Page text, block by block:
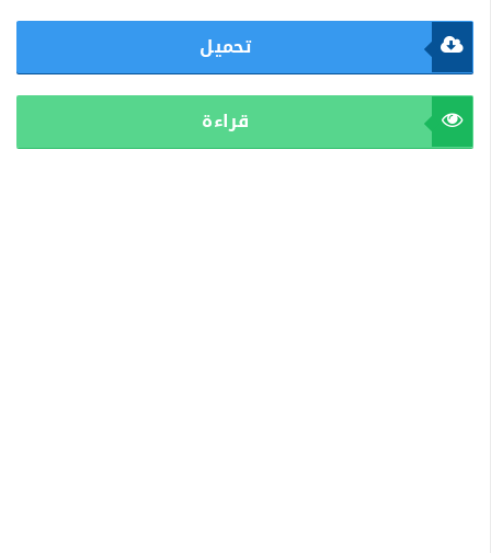
تحميل
قراءة